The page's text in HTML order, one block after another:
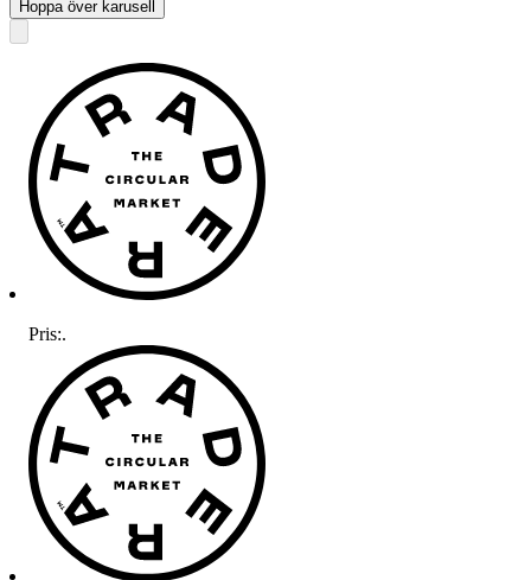
Hoppa över karusell
Pris:.